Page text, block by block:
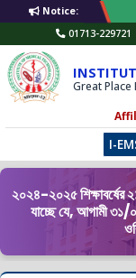
Notice:
01713-229721
Great Place
I-
২০২৪-২০২৫ শিক্ষাবর্ষের
যাচ্ছে যে, আগামী ৩১/